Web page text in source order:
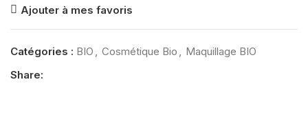
Ajouter à mes favoris
Catégories : BIO , Cosmétique Bio , Maquillage BIO
Share: